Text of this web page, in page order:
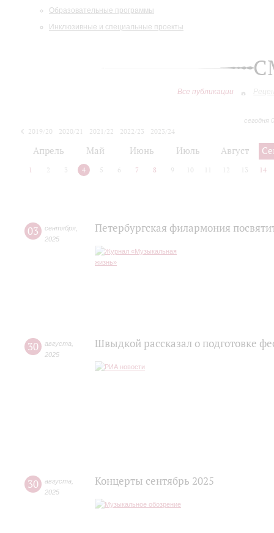
Образовательные программы
Инклюзивные и специальные проекты
Все публикации
сегодня
2019/20 2020/21 2021/22 2022/23
2023/24
Апрель Май Июнь Июль Август
1 2 3 4 5 6 7 8 9 10 12 13 14
03 сентября
2025
Петербургская филармония
30 августа
2025
Швыдкой рассказал о подготовке
30 августа
2025
Концерты сентябрь 2025